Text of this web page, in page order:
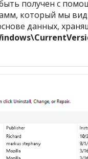
получен с
который мы
данных,